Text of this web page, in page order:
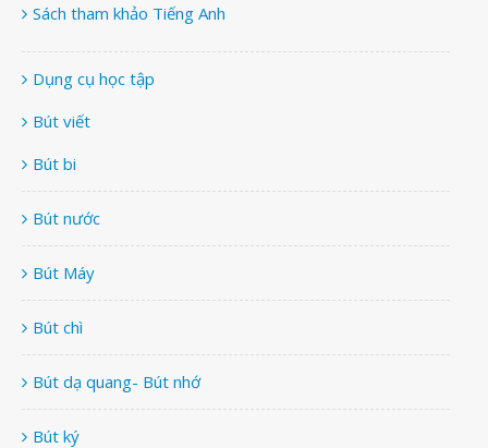
Sách tham khảo Tiếng Anh
Dụng cụ học tập
Bút viết
Bút bi
Bút nước
Bút Máy
Bút chì
Bút dạ quang- Bút nhớ
Bút ký